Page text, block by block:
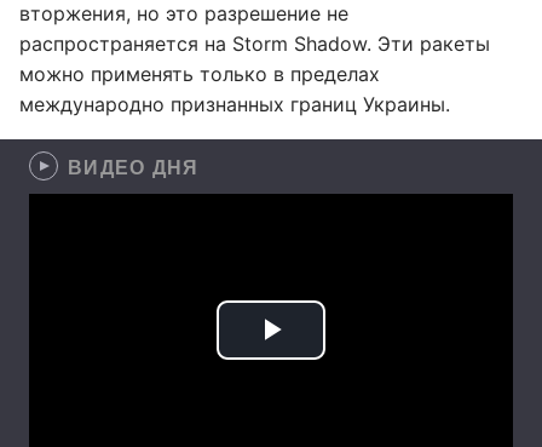
вторжения, но это разрешение не
распространяется на Storm Shadow. Эти ракеты
можно применять только в пределах
международно признанных границ Украины.
ВИДЕО ДНЯ